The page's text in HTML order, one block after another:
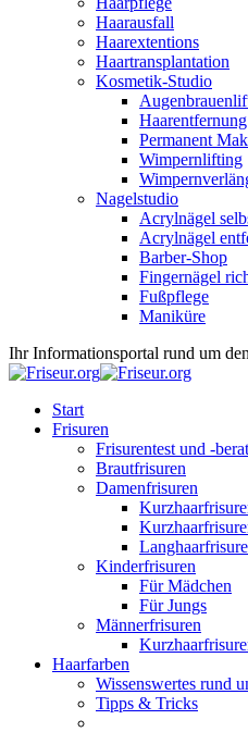
Haarausfall
Haarextentions
Haartransplantation
Kosmetik-Studio
Haarentfernung
Permanent
Wimpernlifting
Nagelstudio
Acrylnägel
Acrylnägel
Barber-Shop
Fingernägel
Fußpflege
Maniküre
Ihr Informationsportal rund um
Start
Frisuren
Frisurentest und -
Brautfrisuren
Damenfrisuren
Kinderfrisuren
Für Mädchen
Für Jungs
Männerfrisuren
Haarfarben
Wissenswertes rund
Tipps & Tricks